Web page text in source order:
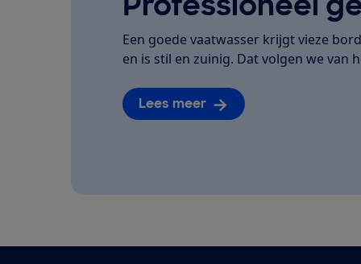
Een goede vaatwasser krijgt vieze
en is stil en zuinig. Dat volgen we van
Lees meer